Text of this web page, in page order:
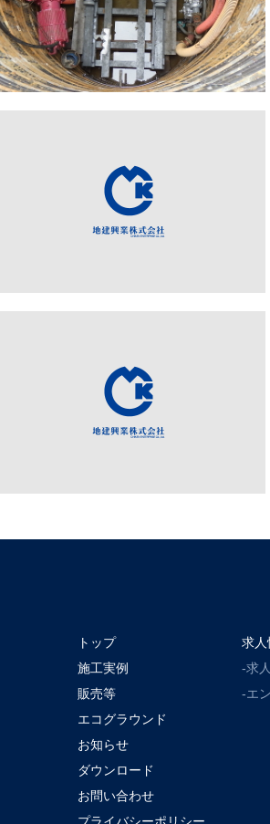
トップ
施工実例
販売等
エコグラウンド
お知らせ
ダウンロード
お問い合わせ
求人
-求
-エ